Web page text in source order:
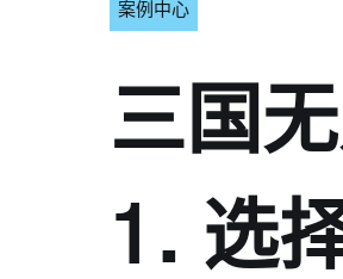
案例中心
三国
1. 选